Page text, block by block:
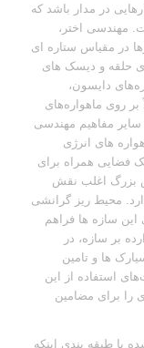
در مدار باشد که
مهندسی اختر،
در مقیاس ستاره ای
حلقه و دیسک های
دایسون،
بر روی ماهواره‌های
سایر مفاهیم مهندسی
های انرژی
فضایی همراه برای
بزرگ اغلب نقش
محیط ریز گرانشی
سازه ها فراهم
بر سازه، در
ها و تامین
استفاده از این
را برای مضامین
با طبقه بندی اینکه